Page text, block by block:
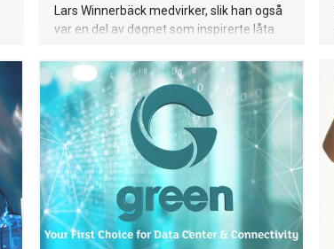
Lars Winnerbäck medvirker, slik han også
var en del av døgnet som inspirerte låta.
kommende EP-en Like sant som alt
annet, og slippes sammen med en
musikkvideo laget av fotograf og regissør
Pål Laukli.